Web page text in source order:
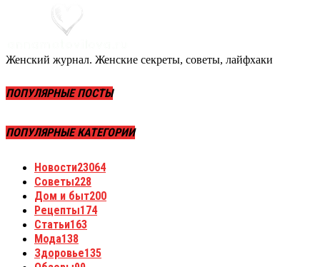
Женский журнал. Женские секреты, советы, лайфхаки
ПОПУЛЯРНЫЕ ПОСТЫ
ПОПУЛЯРНЫЕ КАТЕГОРИИ
Новости23064
Советы228
Дом и быт200
Рецепты174
Статьи163
Мода138
Здоровье135